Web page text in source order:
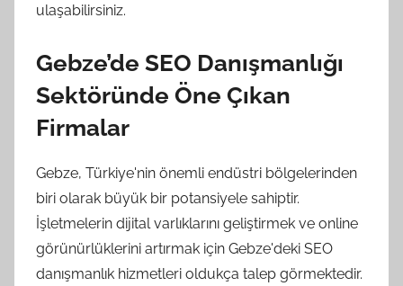
ulaşabilirsiniz.
Gebze’de SEO Danışmanlığı
Sektöründe Öne Çıkan
Firmalar
Gebze, Türkiye'nin önemli endüstri bölgelerinden
biri olarak büyük bir potansiyele sahiptir.
İşletmelerin dijital varlıklarını geliştirmek ve online
görünürlüklerini artırmak için Gebze'deki SEO
danışmanlık hizmetleri oldukça talep görmektedir.